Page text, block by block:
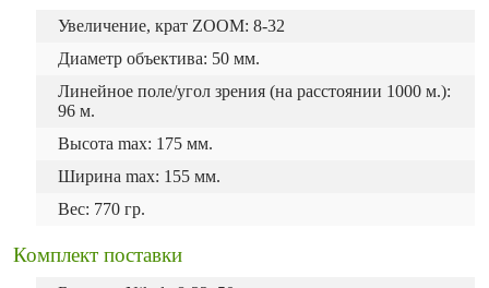
Увеличение, крат ZOOM: 8-32
Диаметр объектива: 50 мм.
Линейное поле/угол зрения (на расстоянии 1000 м.):
96 м.
Высота max: 175 мм.
Ширина max: 155 мм.
Вес: 770 гр.
Комплект поставки